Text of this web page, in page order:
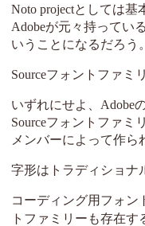
Noto projectとしては基
Adobeが元々持ってい
いうことになるだろう
Sourceフォントファミ
いずれにせよ、Adobe
Sourceフォントファ
メンバーによって作ら
字形はトラディショナ
コーディング用フォン
トファミリーも存在す